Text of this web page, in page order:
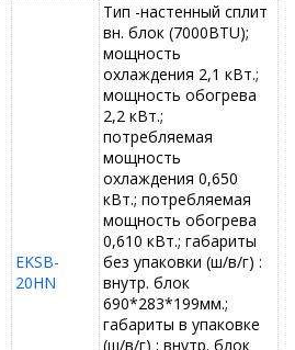
EKSB-
20HN
Тип -настенный сплит
вн. блок (7000BTU);
мощность
охлаждения 2,1 кВт.;
мощность обогрева
2,2 кВт.;
потребляемая
мощность
охлаждения 0,650
кВт.; потребляемая
мощность обогрева
0,610 кВт.; габариты
без упаковки (ш/в/г) :
внутр. блок
690*283*199мм.;
габариты в упаковке
(ш/в/г) : внутр. блок